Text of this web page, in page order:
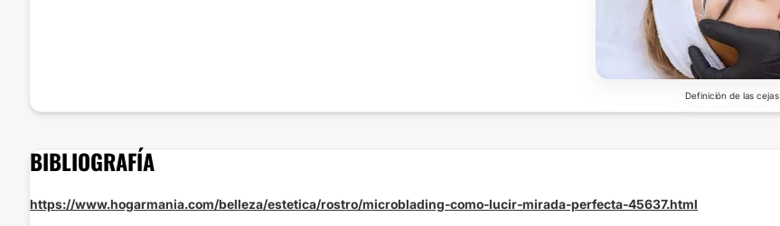
Definición de las cejas
BIBLIOGRAFÍA
https://www.hogarmania.com/belleza/estetica/rostro/microblading-como-lucir-mirada-perfecta-45637.html